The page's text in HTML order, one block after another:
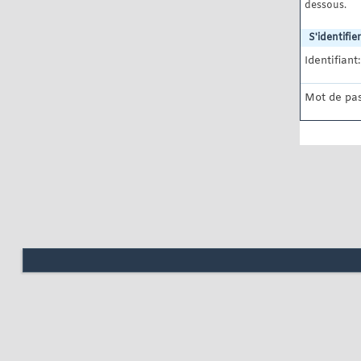
dessous.
S'identifier
Identifiant:
Mot de